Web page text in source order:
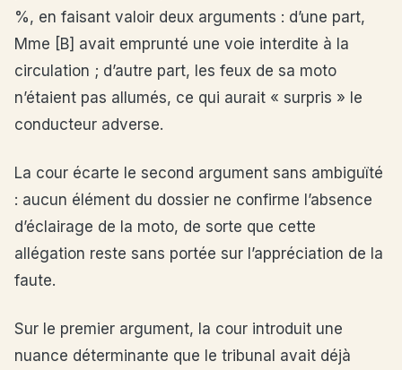
%, en faisant valoir deux arguments : d’une part,
Mme [B] avait emprunté une voie interdite à la
circulation ; d’autre part, les feux de sa moto
n’étaient pas allumés, ce qui aurait « surpris » le
conducteur adverse.
La cour écarte le second argument sans ambiguïté
: aucun élément du dossier ne confirme l’absence
d’éclairage de la moto, de sorte que cette
allégation reste sans portée sur l’appréciation de la
faute.
Sur le premier argument, la cour introduit une
nuance déterminante que le tribunal avait déjà